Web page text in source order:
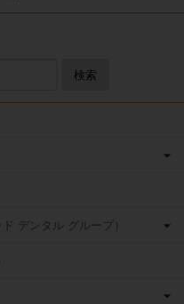
検索
デンタル グループ）